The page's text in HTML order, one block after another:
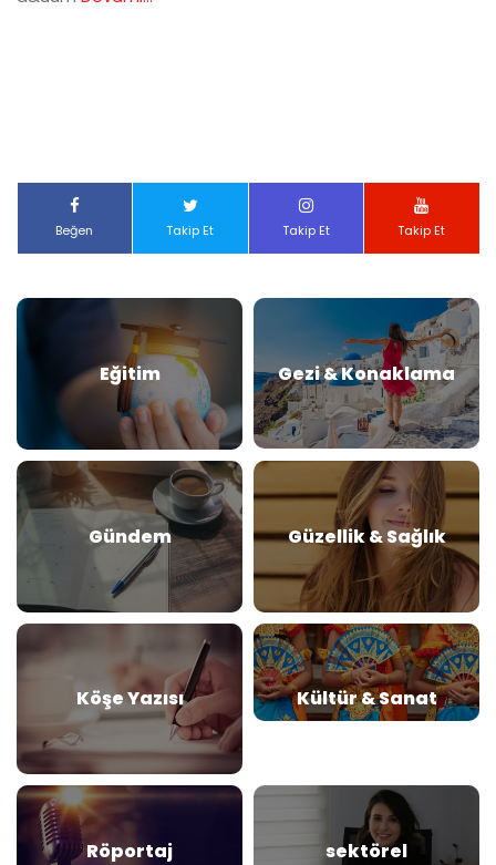
Beğen Takip Et Takip Et Takip Et
Eğitim Gezi & Konaklama
Gündem Güzellik & Sağlık
Köşe Yazısı Kültür & Sanat
Röportaj sektörel